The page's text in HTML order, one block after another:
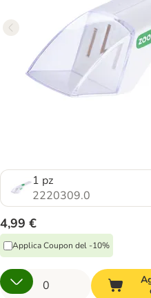
1 pz
2220309.0
4,99 €
Applica Coupon del -10%